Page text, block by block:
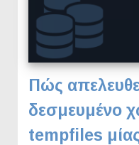
Πώς
δεσμευμένο
tempfiles